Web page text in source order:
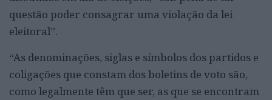
questão poder consagrar uma violação da lei
eleitoral”.
“As denominações, siglas e símbolos dos partidos e
coligações que constam dos boletins de voto são,
como legalmente têm que ser, as que se encontram